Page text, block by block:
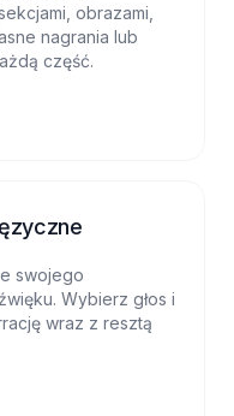
obrazami,
nagrania lub
część.
swojego
Wybierz głos i
wraz z resztą